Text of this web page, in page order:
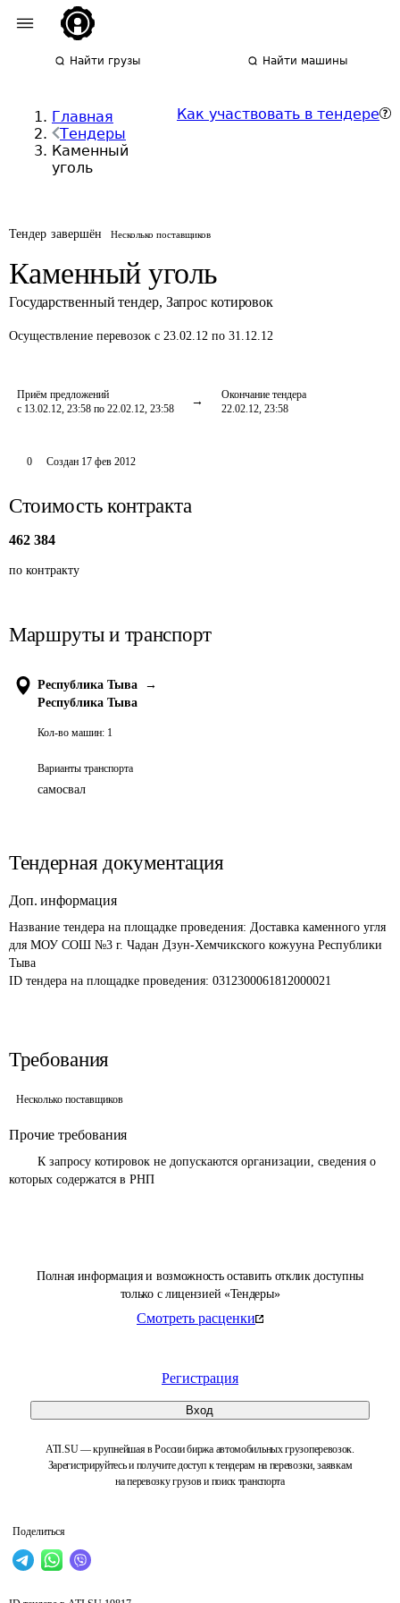
Найти грузы Найти машины
Главная
Тендеры
Каменный
уголь
Как участвовать в тендере
Тендер завершён Несколько поставщиков
Каменный уголь
Государственный тендер, Запрос котировок
Осуществление перевозок с 23.02.12 по 31.12.12
Приём предложений
с 13.02.12, 23:58 по 22.02.12, 23:58
Окончание тендера
22.02.12, 23:58
Полная информация и возможность оставить отклик доступны
только с лицензией «Тендеры»
Смотреть расценки
Регистрация
Вход
ATI.SU — крупнейшая в России биржа автомобильных грузоперевозок.
Зарегистрируйтесь и получите доступ к тендерам на перевозки, заявкам
на перевозку грузов и поиск транспорта
Поделиться
0 Создан 17 фев 2012
Стоимость контракта
462 384
по контракту
Маршруты и транспорт
Республика Тыва
→
Республика Тыва
Кол-во машин: 1
Варианты транспорта
самосвал
Тендерная документация
Доп. информация
Название тендера на площадке проведения: Доставка каменного угля
для МОУ СОШ №3 г. Чадан Дзун-Хемчикского кожууна Республики
Тыва
ID тендера на площадке проведения: 0312300061812000021
Требования
Несколько поставщиков
Прочие требования
которых содержатся в РНП